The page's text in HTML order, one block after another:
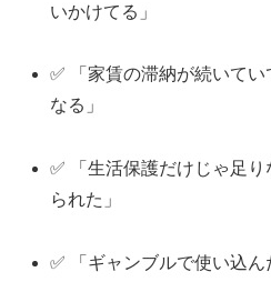
いかけてる」
✅ 「家賃の滞納が続いて
なる」
✅ 「生活保護だけじゃ足
られた」
✅ 「ギャンブルで使い込ん